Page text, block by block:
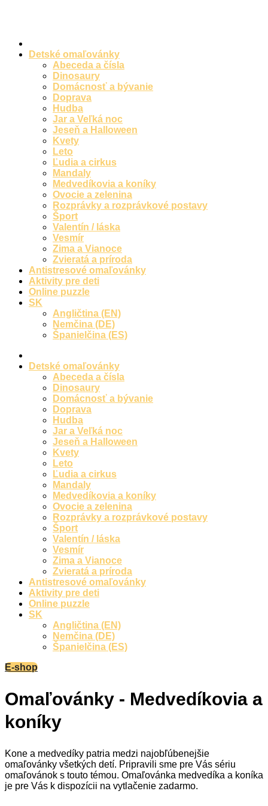
Detské omaľovánky
Abeceda a čísla
Dinosaury
Domácnosť a bývanie
Doprava
Hudba
Jar a Veľká noc
Jeseň a Halloween
Kvety
Leto
Ľudia a cirkus
Mandaly
Medvedíkovia a koníky
Ovocie a zelenina
Rozprávky a rozprávkové postavy
Šport
Valentín / láska
Vesmír
Zima a Vianoce
Zvieratá a príroda
Antistresové omaľovánky
Aktivity pre deti
Online puzzle
SK
Angličtina (EN)
Nemčina (DE)
Španielčina (ES)
Detské omaľovánky
Abeceda a čísla
Dinosaury
Domácnosť a bývanie
Doprava
Hudba
Jar a Veľká noc
Jeseň a Halloween
Kvety
Leto
Ľudia a cirkus
Mandaly
Medvedíkovia a koníky
Ovocie a zelenina
Rozprávky a rozprávkové postavy
Šport
Valentín / láska
Vesmír
Zima a Vianoce
Zvieratá a príroda
Antistresové omaľovánky
Aktivity pre deti
Online puzzle
SK
Angličtina (EN)
Nemčina (DE)
Španielčina (ES)
E-shop
Omaľovánky - Medvedíkovia a
koníky
Kone a medvedíky patria medzi najobľúbenejšie
omaľovánky všetkých detí. Pripravili sme pre Vás sériu
omaľovánok s touto témou. Omaľovánka medvedíka a koníka
je pre Vás k dispozícii na vytlačenie zadarmo.